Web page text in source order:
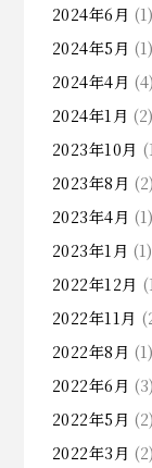
2024年6月 (1)
2024年5月 (1)
2024年4月 (4)
2024年1月 (2)
2023年10月
2023年8月 (2)
2023年4月 (1)
2023年1月 (1)
2022年12月
2022年11月
2022年8月 (1)
2022年6月 (3)
2022年5月 (2)
2022年3月 (2)